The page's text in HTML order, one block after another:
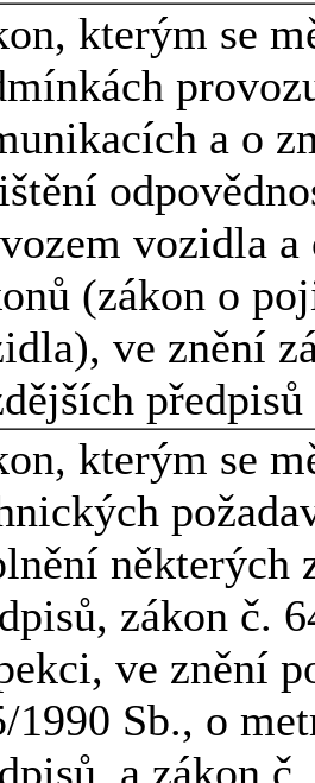
kterým se
a o
vozidla
(zákon o
ve znění
předpisů
kterým se
některých
zákon č.
ve znění
1990 Sb., o
a zákon